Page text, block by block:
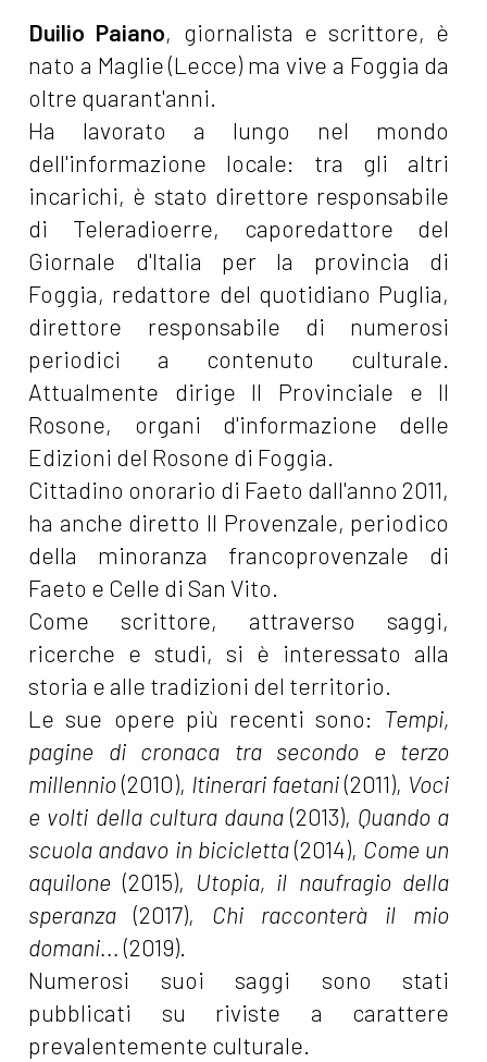
Duilio Paiano, giornalista e scrittore, è
nato a Maglie (Lecce) ma vive a Foggia da
oltre quarant'anni.
Ha lavorato a lungo nel mondo
dell'informazione locale: tra gli altri
incarichi, è stato direttore responsabile
di Teleradioerre, caporedattore del
Giornale d'Italia per la provincia di
Foggia, redattore del quotidiano Puglia,
direttore responsabile di numerosi
periodici a contenuto culturale.
Attualmente dirige Il Provinciale e Il
Rosone, organi d'informazione delle
Edizioni del Rosone di Foggia.
Cittadino onorario di Faeto dall'anno 2011,
ha anche diretto Il Provenzale, periodico
della minoranza francoprovenzale di
Faeto e Celle di San Vito.
Come scrittore, attraverso saggi,
ricerche e studi, si è interessato alla
storia e alle tradizioni del territorio.
Le sue opere più recenti sono: Tempi,
pagine di cronaca tra secondo e terzo
millennio(2010), Itinerari faetani(2011), Voci
e volti della cultura dauna(2013), Quando a
scuola andavo in bicicletta(2014), Come un
aquilone (2015), Utopia, il naufragio della
speranza (2017), Chi racconterà il mio
domani...
(2019).
Numerosi suoi saggi sono stati
pubblicati su riviste a carattere
prevalentemente culturale.